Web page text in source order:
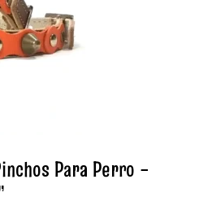
Para Perro –